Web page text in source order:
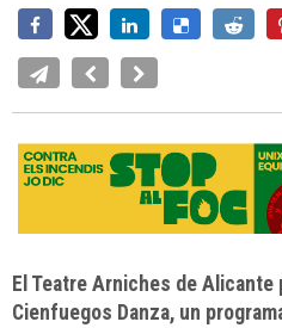
El Teatre Arniches de Alicante
Cienfuegos Danza, un